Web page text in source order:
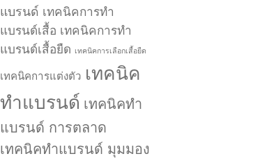
แบรนด์ เทคนิคการทำ
แบรนด์เสื้อ เทคนิคการทำ
แบรนด์เสื้อยืด เทคนิคการเลือกเสื้อยืด
เทคนิคการแต่งตัว เทคนิค
ทำแบรนด์ เทคนิคทำ
แบรนด์ การตลาด
เทคนิคทำแบรนด์ มุมมอง